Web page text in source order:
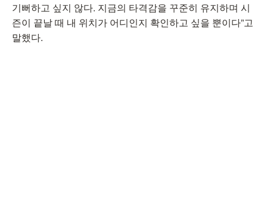
기뻐하고 싶지 않다. 지금의 타격감을 꾸준히 유지하며 시
즌이 끝날 때 내 위치가 어디인지 확인하고 싶을 뿐이다”고
말했다.